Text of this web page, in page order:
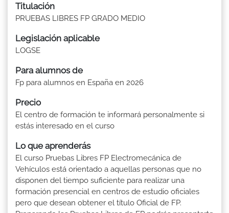
Titulación
PRUEBAS LIBRES FP GRADO MEDIO
Legislación aplicable
LOGSE
Para alumnos de
Fp para alumnos en España en 2026
Precio
El centro de formación te informará personalmente si
estás interesado en el curso
Lo que aprenderás
El curso Pruebas Libres FP Electromecánica de
Vehículos está orientado a aquellas personas que no
disponen del tiempo suficiente para realizar una
formación presencial en centros de estudio oficiales
pero que desean obtener el título Oficial de FP.